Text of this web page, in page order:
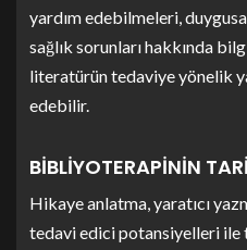
yardım edebilmeleri,
sağlık sorunları hakkında
literatürün tedaviye yönelik
edebilir.
BİBLİYOTERAPİNİN
Hikaye anlatma, yaratıcı
tedavi edici potansiyelleri ile